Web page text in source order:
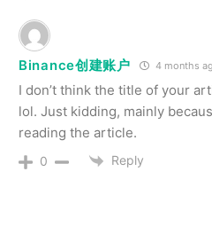
Binance创建账户 4 months
I don’t think the title of your
lol. Just kidding, mainly
reading the article.
0 Reply